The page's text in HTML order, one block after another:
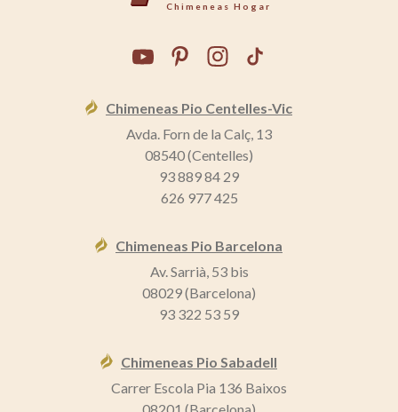
Chimeneas Hogar
Chimeneas Pio Centelles-Vic
Avda. Forn de la Calç, 13
08540 (Centelles)
93 889 84 29
626 977 425
Chimeneas Pio Barcelona
Av. Sarrià, 53 bis
08029 (Barcelona)
93 322 53 59
Chimeneas Pio Sabadell
Carrer Escola Pia 136 Baixos